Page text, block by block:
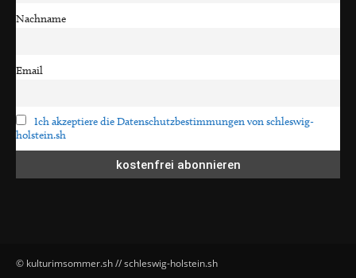
Nachname
Email
Ich akzeptiere die Datenschutzbestimmungen von schleswig-
holstein.sh
© kulturimsommer.sh // schleswig-holstein.sh